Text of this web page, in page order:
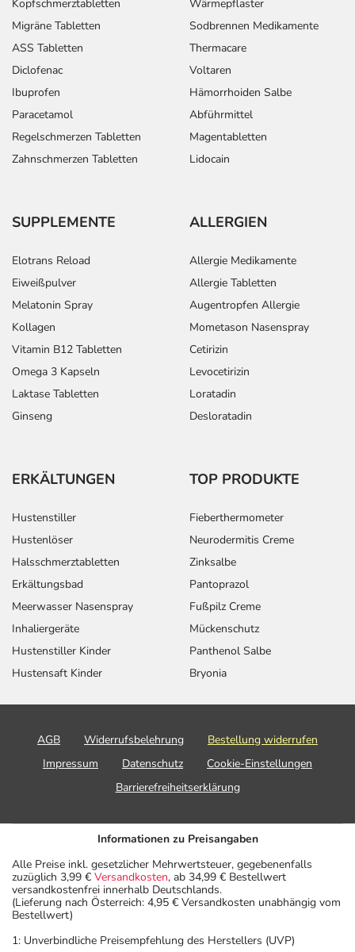
- Ekzem
- Hautrötung
- Schwitzen
- Nachtschweiß
- Haarausfall
- Akne
- Trockene Haut
- Nagelverfärbungen
- Muskelschmerzen
- Muskelschwäche
- Schmerzen in Armen und Beinen
- Osteoporose
- Nierenversagen
- Anstieg der Nierenwerte
- Eiweißverlust über die Niere (Eiweiß im Urin)
- Ausscheidung von Bilirubin (Abbauprodukt der roten
Blutkörperchen)
Bemerken Sie eine Befindlichkeitsstörung oder
Nebenwirkungen berücksichtigt, die bei mindestens
Dosierung
Anwendungshinweise
Art der Anwendung?
Wasser) ein.
Beschwerde und/oder Dauer der Erkrankung und wird
deshalb nur von Ihrem Arzt bestimmt.
umgehend mit einem Arzt in Verbindung.
Generell gilt: Achten Sie vor allem bei Säuglingen,
Kleinkindern und älteren Menschen auf eine
gewissenhafte Dosierung. Im Zweifelsfalle fragen Sie
Ihren Arzt oder Apotheker nach etwaigen Auswirkungen
oder Vorsichtsmaßnahmen.
Kopfschmerztabletten
Migräne Tabletten
ASS Tabletten
Diclofenac
Ibuprofen
Paracetamol
Regelschmerzen Tabletten
Zahnschmerzen Tabletten
Wärmepflaster
Sodbrennen Medikamente
Thermacare
Voltaren
Hämorrhoiden Salbe
Abführmittel
Magentabletten
Lidocain
SUPPLEMENTE
Elotrans Reload
Eiweißpulver
Melatonin Spray
Kollagen
Vitamin B12 Tabletten
Omega 3 Kapseln
Laktase Tabletten
Ginseng
ALLERGIEN
Allergie Medikamente
Allergie Tabletten
Augentropfen Allergie
Mometason Nasenspray
Cetirizin
Levocetirizin
Loratadin
Desloratadin
ERKÄLTUNGEN
Hustenstiller
Hustenlöser
Halsschmerztabletten
Erkältungsbad
Meerwasser Nasenspray
Inhaliergeräte
Hustenstiller Kinder
Hustensaft Kinder
TOP PRODUKTE
Fieberthermometer
Neurodermitis Creme
Zinksalbe
Pantoprazol
Fußpilz Creme
Mückenschutz
Panthenol Salbe
Bryonia
AGB Widerrufsbelehrung
Bestellung widerrufen
Impressum
Datenschutz
Cookie-Einstellungen
Barrierefreiheitserklärung
Informationen zu Preisangaben
Alle Preise inkl. gesetzlicher Mehrwertsteuer, gegebenenfalls
zuzüglich 3,99 € Versandkosten, ab 34,99 € Bestellwert
versandkostenfrei innerhalb Deutschlands.
(Lieferung nach Österreich: 4,95 € Versandkosten unabhängig vom
Bestellwert)
1: Unverbindliche Preisempfehlung des Herstellers (UVP)